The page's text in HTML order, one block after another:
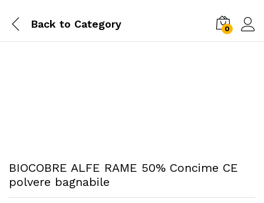
Back to Category 0
BIOCOBRE ALFE RAME 50% Concime CE
polvere bagnabile